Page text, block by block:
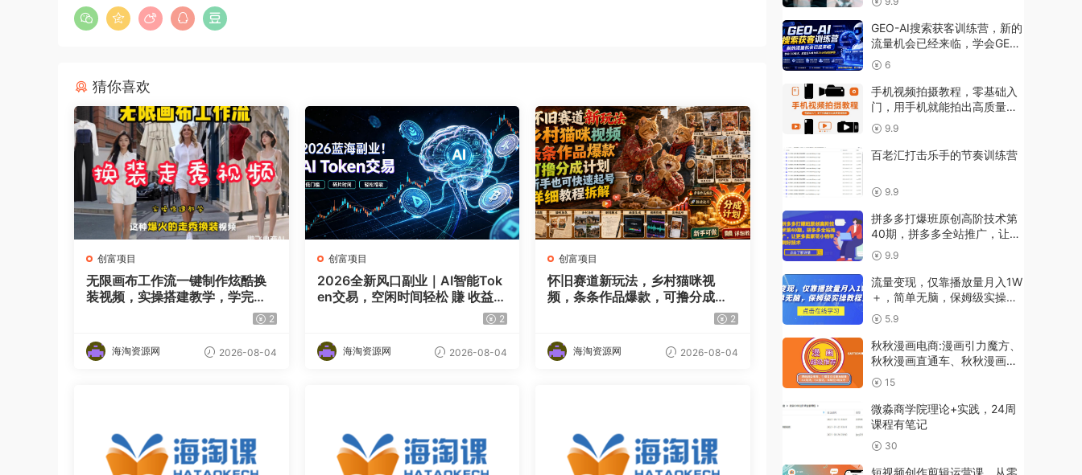
猜你喜欢
创富项目
无限画布工作流一键制作炫酷换
装视频，实操搭建教学，学完你
2
海淘资源网 2026-08-04
创富项目
2026全新风口副业｜AI智能Tok
en交易，空闲时间轻松 賺 收益，
2
海淘资源网 2026-08-04
创富项目
怀旧赛道新玩法，乡村猫咪视
频，条条作品爆款，可撸分成计
划，新手也可快速起号，详细教 2
海淘资源网 2026-08-04
解】
GEO-AI搜索获客训练营，新的
流量机会已经来临，学会GEO
技术，就能让AI成为你24小时
超级销售
6
手机视频拍摄教程，零基础入
门，用手机就能拍出高质量短
视频9.9
百老汇打击乐手的节奏训练营
9.9
拼多多打爆班原创高阶技术第
40期，拼多多全站推广，让更
多卖家花小钱学到好技术
9.9
流量变现，仅靠播放量月入1W
＋，简单无脑，保姆级实操教
程 5.9
秋秋漫画电商:漫画引力魔方、
秋秋漫画直通车、秋秋漫画超
级推荐价值1197元
15
微淼商学院理论+实践，24周
课程有笔记
30
短视频创作剪辑运营课，从零